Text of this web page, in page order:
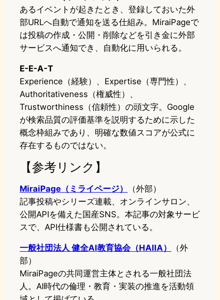
あるイベントが起きたとき、登録しておいた外
部URLへ自動で通知を送る仕組み。MiraiPageで
は投稿の作成・公開・削除などを引き金に外部
サービスへ通知でき、自動化に用いられる。
E-E-A-T
Experience（経験）、Expertise（専門性）、
Authoritativeness（権威性）、
Trustworthiness（信頼性）の頭文字。Google
が検索品質の評価基準を説明するために示した
概念枠組みであり、明確な数値スコアが公式に
存在するものではない。
【参考リンク】
MiraiPage（ミライページ）
（外部）
記事投稿やシリーズ連載、オンラインサロン、
公開APIを備えた国産SNS。本記事の対象サービ
スで、API仕様書も公開されている。
一般社団法人 健全AI教育協会（HAIIA）
（外
部）
MiraiPageの共同運営主体とされる一般社団法
人。AI時代の倫理・教育・実装の推進を活動領